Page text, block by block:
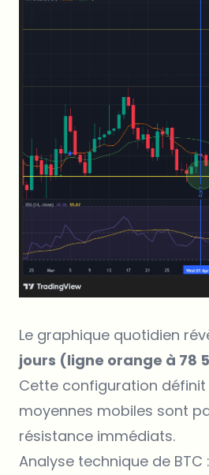
Le graphique quotidien
jours (ligne orange à 78
Cette configuration
moyennes mobiles sont
résistance immédiats.
Analyse technique de